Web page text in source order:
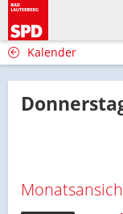
Kalender